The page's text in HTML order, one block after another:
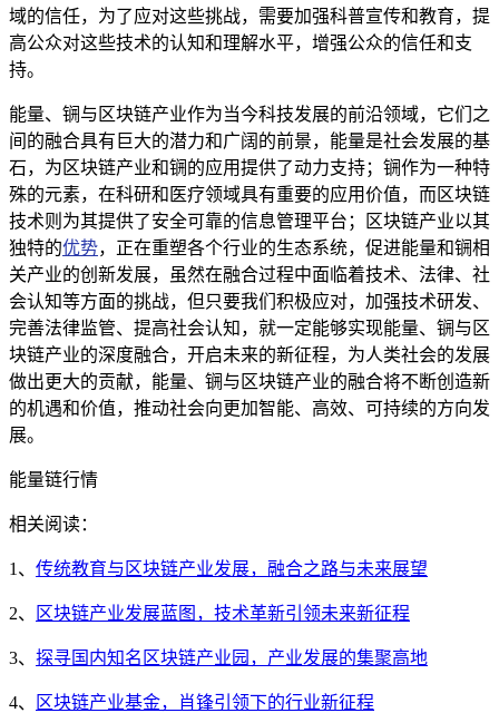
域的信任，为了应对这些挑战，需要加强科普宣传和教育，提
高公众对这些技术的认知和理解水平，增强公众的信任和支
持。
能量、锎与区块链产业作为当今科技发展的前沿领域，它们之
间的融合具有巨大的潜力和广阔的前景，能量是社会发展的基
石，为区块链产业和锎的应用提供了动力支持；锎作为一种特
殊的元素，在科研和医疗领域具有重要的应用价值，而区块链
技术则为其提供了安全可靠的信息管理平台；区块链产业以其
独特的优势，正在重塑各个行业的生态系统，促进能量和锎相
关产业的创新发展，虽然在融合过程中面临着技术、法律、社
会认知等方面的挑战，但只要我们积极应对，加强技术研发、
完善法律监管、提高社会认知，就一定能够实现能量、锎与区
块链产业的深度融合，开启未来的新征程，为人类社会的发展
做出更大的贡献，能量、锎与区块链产业的融合将不断创造新
的机遇和价值，推动社会向更加智能、高效、可持续的方向发
展。
能量链行情
相关阅读：
1、 传统教育与区块链产业发展，融合之路与未来展望
2、 区块链产业发展蓝图，技术革新引领未来新征程
3、 探寻国内知名区块链产业园，产业发展的集聚高地
4、 区块链产业基金，肖锋引领下的行业新征程